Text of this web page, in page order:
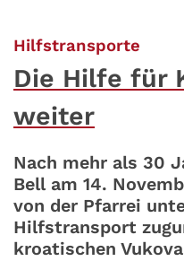
Hilfstransporte
Die Hilfe für
weiter
Nach mehr als 30
Bell am 14.
von der Pfarrei
Hilfstransport
kroatischen